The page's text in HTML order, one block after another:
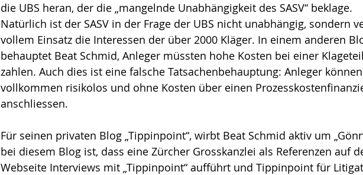
die UBS heran, der die „mangelnde Unabhängigkeit des SASV“ beklage.
Natürlich ist der SASV in der Frage der UBS nicht unabhängig, sondern
vollem Einsatz die Interessen der über 2000 Kläger. In einem anderen
behauptet Beat Schmid, Anleger müssten hohe Kosten bei einer
zahlen. Auch dies ist eine falsche Tatsachenbehauptung: Anleger
vollkommen risikolos und ohne Kosten über einen
anschliessen.
Für seinen privaten Blog „Tippinpoint“, wirbt Beat Schmid aktiv um
bei diesem Blog ist, dass eine Zürcher Grosskanzlei als Referenzen auf
Webseite Interviews mit „Tippinpoint“ aufführt und Tippinpoint für